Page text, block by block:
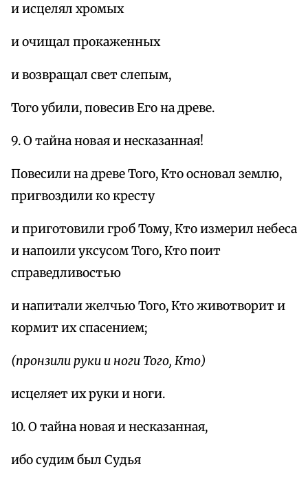
и исцелял хромых
и очищал прокаженных
и возвращал свет слепым,
Того убили, повесив Его на древе.
9. О тайна новая и несказанная!
Повесили на древе Того, Кто основал землю,
пригвоздили ко кресту
и приготовили гроб Тому, Кто измерил небеса
и напоили уксусом Того, Кто поит
справедливостью
и напитали желчью Того, Кто животворит и
кормит их спасением;
(пронзили руки и ноги Того, Кто)
исцеляет их руки и ноги.
10. О тайна новая и несказанная,
ибо судим был Судья